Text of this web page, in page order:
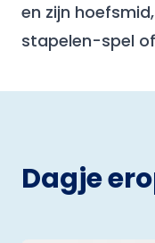
en zijn
stapelen-spel
Dagje